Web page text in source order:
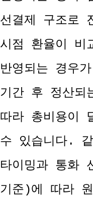
선결제 구조로
시점 환율이 비
반영되는 경우
기간 후 정산되
따라 총비용이
수 있습니다.
타이밍과 통화
기준)에 따라